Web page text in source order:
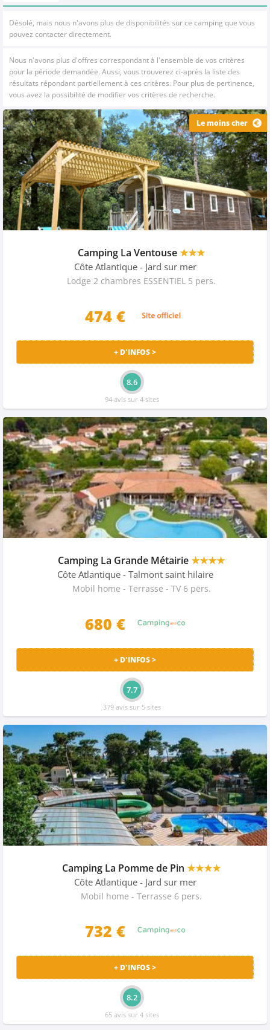
Désolé, mais nous n'avons plus de disponibilités sur ce camping que vous
pouvez contacter directement.
Nous n'avons plus d'offres correspondant à l'ensemble de vos critères
pour la période demandée. Aussi, vous trouverez ci-après la liste des
résultats répondant partiellement à ces critères. Pour plus de pertinence,
vous avez la possibilité de modifier vos critères de recherche.
Le moins cher
Camping La Ventouse★★★
Côte Atlantique - Jard sur mer
Lodge 2 chambres ESSENTIEL 5 pers.
474 €
+ D'INFOS >
8.6
94 avis sur 4 sites
Camping La Grande Métairie★★★★
Côte Atlantique - Talmont saint hilaire
Mobil home - Terrasse - TV 6 pers.
680 €
+ D'INFOS >
7.7
379 avis sur 5 sites
Camping La Pomme de Pin ★★★★
Côte Atlantique - Jard sur mer
Mobil home - Terrasse 6 pers.
732 €
+ D'INFOS >
8.2
65 avis sur 4 sites